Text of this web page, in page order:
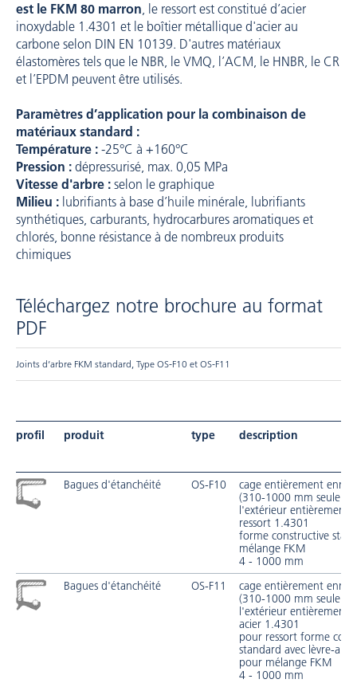
est le FKM 80 marron, le ressort est constitué d’acier
inoxydable 1.4301 et le boîtier métallique d'acier au
carbone selon DIN EN 10139. D'autres matériaux
élastomères tels que le NBR, le VMQ, l’ACM, le HNBR, le CR
et l’EPDM peuvent être utilisés.
Paramètres d’application pour la combinaison de
matériaux standard :
Température : -25°C à +160°C
Pression : dépressurisé, max. 0,05 MPa
Vitesse d'arbre : selon le graphique
Milieu : lubrifiants à base d’huile minérale, lubrifiants
synthétiques, carburants, hydrocarbures aromatiques et
chlorés, bonne résistance à de nombreux produits
chimiques
Téléchargez notre brochure au format
PDF
Joints d’arbre FKM standard, Type OS-F10 et OS-F11
profil produit type description
Bagues d'étanchéité OS-F10
cage entièrement
(310-1000 mm
l'extérieur entièrement
ressort 1.4301
forme constructive
mélange FKM
4 - 1000 mm
Bagues d'étanchéité
OS-F11
cage entièrement
(310-1000 mm
l'extérieur entièrement
acier 1.4301
pour ressort forme
standard avec lèvre-
pour mélange FKM
4 - 1000 mm